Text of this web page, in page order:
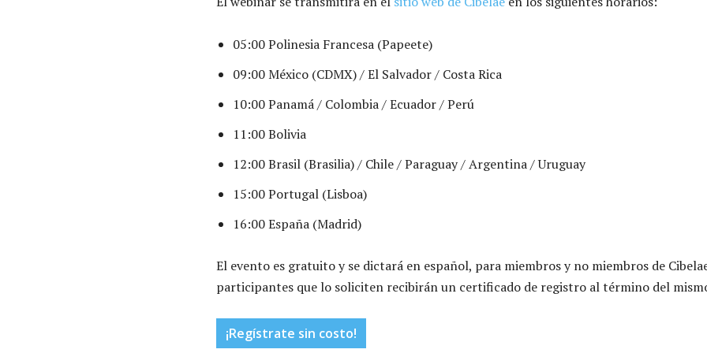
05:00 Polinesia Francesa (Papeete)
09:00 México (CDMX) / El Salvador / Costa Rica
10:00 Panamá / Colombia / Ecuador / Perú
11:00 Bolivia
12:00 Brasil (Brasilia) / Chile / Paraguay / Argentina / Uruguay
15:00 Portugal (Lisboa)
16:00 España (Madrid)
El evento es gratuito y se dictará en español, para miembros y no miembros de
participantes que lo soliciten recibirán un certificado de registro al término del
¡Regístrate sin costo!